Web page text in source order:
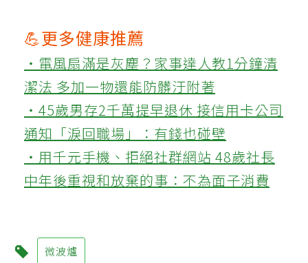
💪更多健康推薦
‧電風扇滿是灰塵？家事達人教1分鐘清
潔法 多加一物還能防髒汙附著
‧45歲男存2千萬提早退休 接信用卡公司
通知「淚回職場」：有錢也碰壁
‧用千元手機、拒絕社群網站 48歲社長
中年後重視和放棄的事：不為面子消費
微波爐